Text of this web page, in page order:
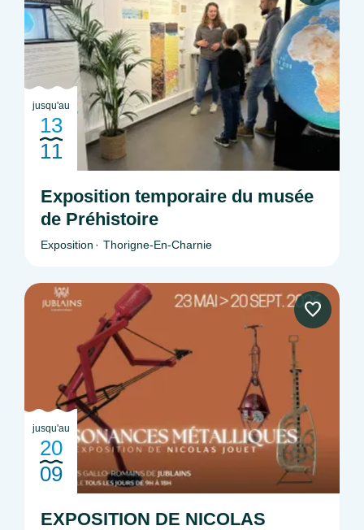
jusqu'au
13
11
Exposition temporaire du musée
de Préhistoire
Exposition Thorigne-En-Charnie
jusqu'au
20
09
EXPOSITION DE NICOLAS